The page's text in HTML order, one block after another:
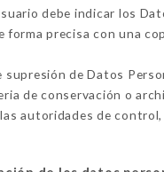
debe indicar los
forma precisa con una
supresión de Datos
de conservación o
autoridades de